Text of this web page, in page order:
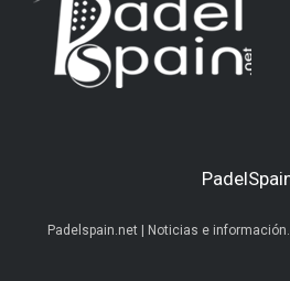
Padelspain.net | Noticias e